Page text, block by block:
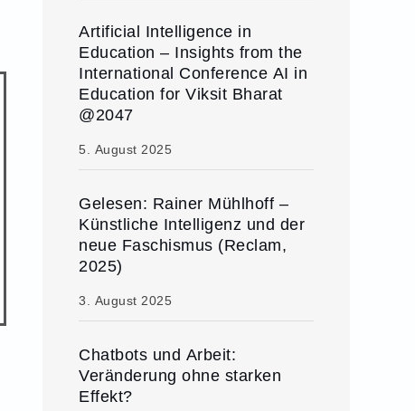
Artificial Intelligence in
Education – Insights from the
International Conference AI in
Education for Viksit Bharat
@2047
5. August 2025
Gelesen: Rainer Mühlhoff –
Künstliche Intelligenz und der
neue Faschismus (Reclam,
2025)
3. August 2025
Chatbots und Arbeit:
Veränderung ohne starken
Effekt?